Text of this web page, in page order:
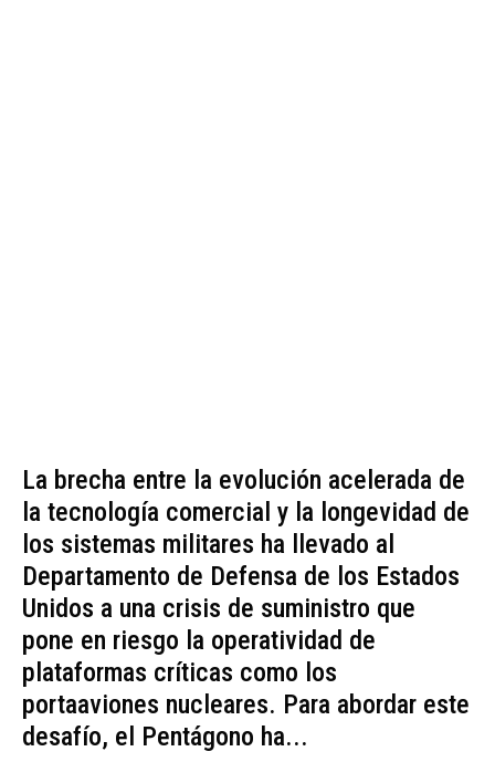
La brecha entre la evolución acelerada de
la tecnología comercial y la longevidad de
los sistemas militares ha llevado al
Departamento de Defensa de los Estados
Unidos a una crisis de suministro que
pone en riesgo la operatividad de
plataformas críticas como los
portaaviones nucleares. Para abordar este
desafío, el Pentágono ha...